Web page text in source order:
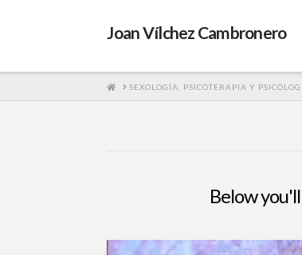
Joan Vílchez Cambronero
HOME
SEXOLOGÍA, PSICOTERAPIA Y
Below